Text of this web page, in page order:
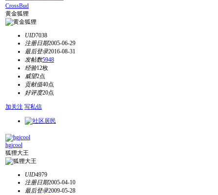
CrossBud
黄金狐狸
UID7038
注册日期2005-06-29
最后登录2016-08-31
发帖数5948
经验12枚
威望2点
贡献值40点
好评度20点
加关注 写私信
hgjcool
狐狸大王
UID4979
注册日期2005-04-10
最后登录2009-05-28